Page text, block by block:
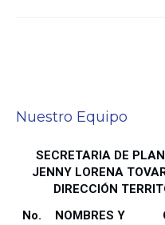
Nuestro Equipo
SECRETARIA DE
JENNY LORENA
DIRECCIÓN
No.
NOMBRES Y